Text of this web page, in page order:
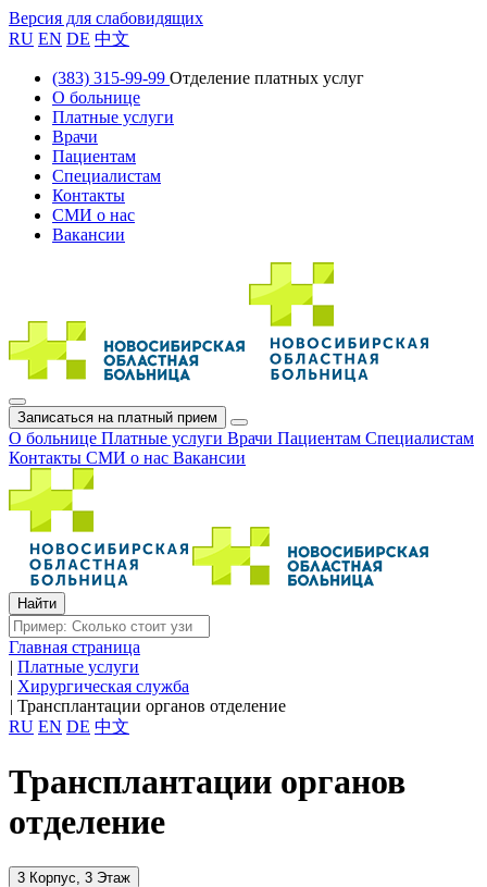
Версия для слабовидящих
RU EN DE 中文
(383) 315-99-99 Отделение платных услуг
О больнице
Платные услуги
Врачи
Пациентам
Специалистам
Контакты
СМИ о нас
Вакансии
Записаться на платный прием
О больнице Платные услуги Врачи Пациентам Специалистам
Контакты СМИ о нас Вакансии
Главная страница
| Платные услуги
| Хирургическая служба
| Трансплантации органов отделение
RU EN DE 中文
Трансплантации органов
отделение
3 Корпус, 3 Этаж